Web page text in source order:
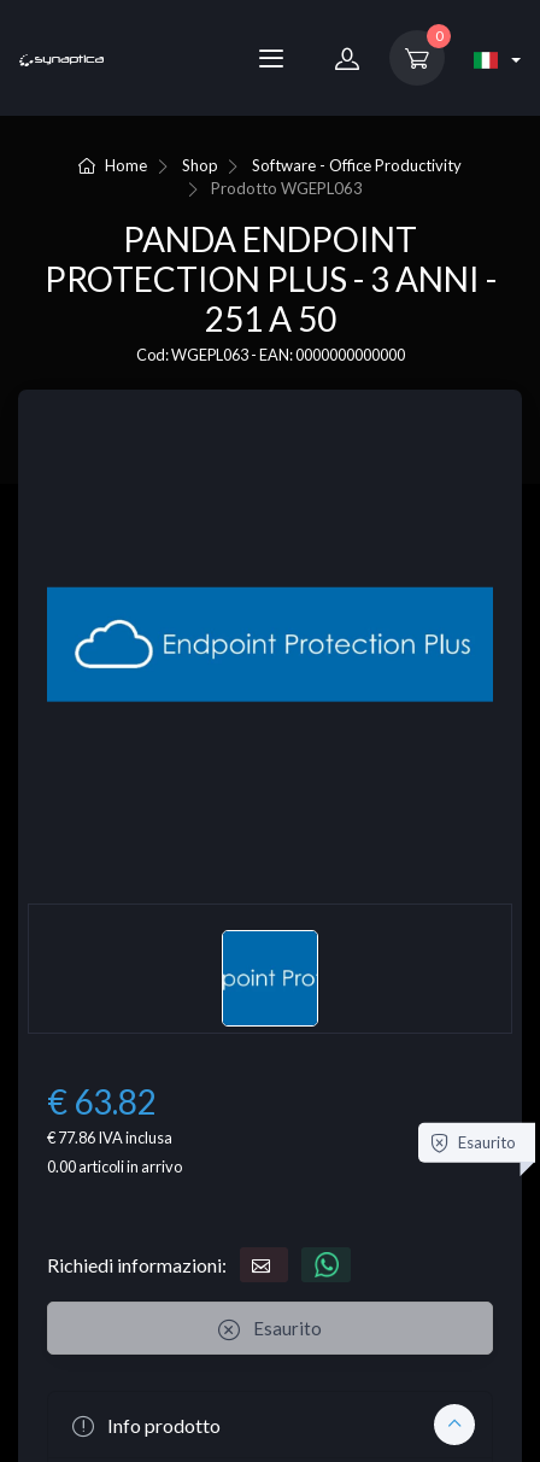
0
Home Shop
Software - Office Productivity
ProdottoWGEPL063
PANDA ENDPOINT
PROTECTION PLUS - 3 ANNI -
251 A 50
Cod: WGEPL063 - EAN: 0000000000000
€ 63.82
€ 77.86IVA inclusa
0.00articoli in arrivo
Esaurito
Richiedi informazioni:
Esaurito
Info prodotto